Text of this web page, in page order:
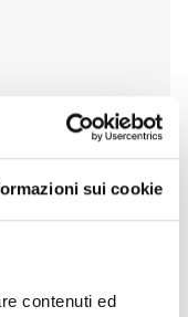
sui cookie
contenuti ed